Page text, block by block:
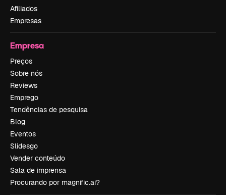
Afiliados
Empresas
Empresa
Preços
Sobre nós
Reviews
Emprego
Tendências de pesquisa
Blog
Eventos
Slidesgo
Vender conteúdo
Sala de imprensa
Procurando por magnific.ai?